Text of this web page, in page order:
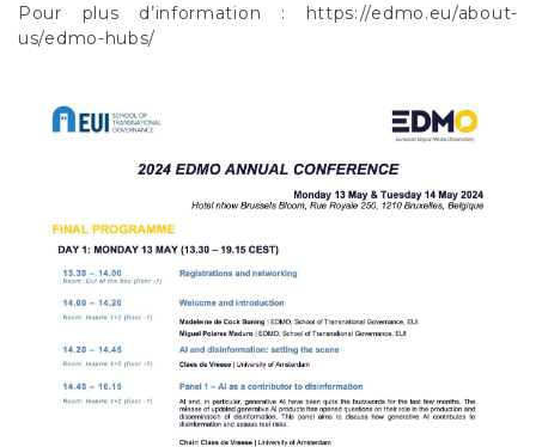
Pour plus d’information : https://edmo.eu/about-
us/edmo-hubs/